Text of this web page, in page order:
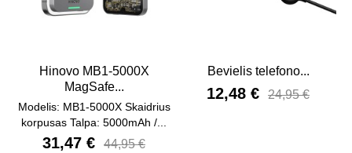
Hinovo MB1-5000X
MagSafe...
Modelis: MB1-5000X Skaidrius
korpusas Talpa: 5000mAh /...
31,47 € 44,95 €
Bevielis telefono...
12,48 € 24,95 €